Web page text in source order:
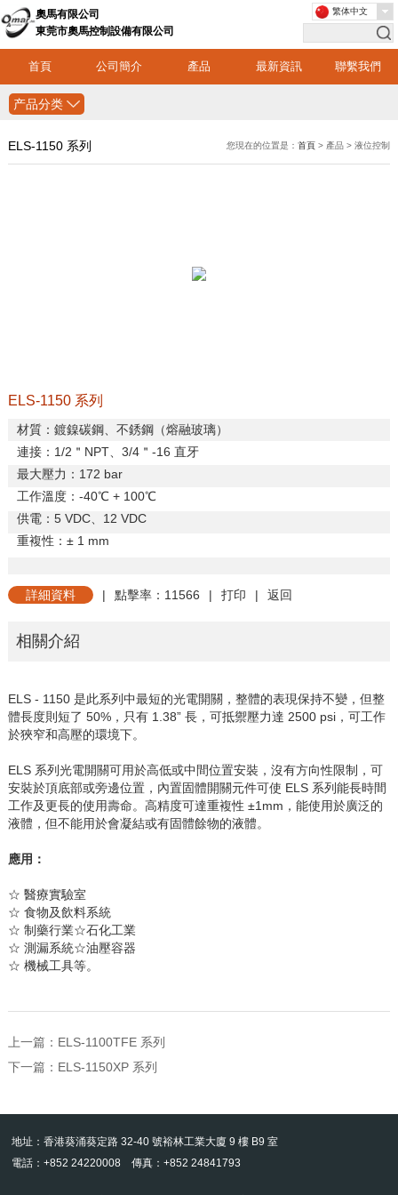
奧馬有限公司
東莞市奧馬控制設備有限公司
首頁 公司簡介 產品 最新資訊 聯繫我們
繁体中文
产品分类
ELS-1150 系列 您現在的位置是：首頁 > 產品 > 液位控制
ELS-1150 系列
材質：鍍鎳碳鋼、不銹鋼（熔融玻璃）
連接： 1/2 ＂ NPT、 3/4＂ -16 直牙
最大壓力： 172 bar
工作溫度： -40℃+ 100℃
供電： 5 VDC、 12 VDC
重複性：±1 mm
詳細資料 | 點擊率：11566 | 打印 | 返回
相關介紹
ELS - 1150 是此系列中最短的光電開關，整體的表現保持不變，但整
體長度則短了 50%，只有 1.38” 長，可抵禦壓力達 2500 psi，可工作
於狹窄和高壓的環境下。
ELS 系列光電開關可用於高低或中間位置安裝，沒有方向性限制，可
安裝於頂底部或旁邊位置，內置固體開關元件可使 ELS 系列能長時間
工作及更長的使用壽命。高精度可達重複性 ±1mm，能使用於廣泛的
液體，但不能用於會凝結或有固體餘物的液體。
應用：
☆ 醫療實驗室
☆ 食物及飲料系統
☆ 制藥行業☆石化工業
☆ 測漏系統☆油壓容器
☆ 機械工具等。
上一篇： ELS-1100TFE 系列
下一篇： ELS-1150XP 系列
地址：香港葵涌葵定路 32-40 號裕林工業大廈 9 樓 B9 室
電話：+852 24220008 傳真：+852 24841793